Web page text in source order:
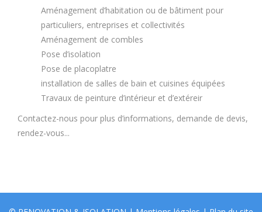
Aménagement d’habitation ou de bâtiment pour
particuliers, entreprises et collectivités
Aménagement de combles
Pose d’isolation
Pose de placoplatre
installation de salles de bain et cuisines équipées
Travaux de peinture d’intérieur et d’extéreir
Contactez-nous pour plus d’informations, demande de devis,
rendez-vous...